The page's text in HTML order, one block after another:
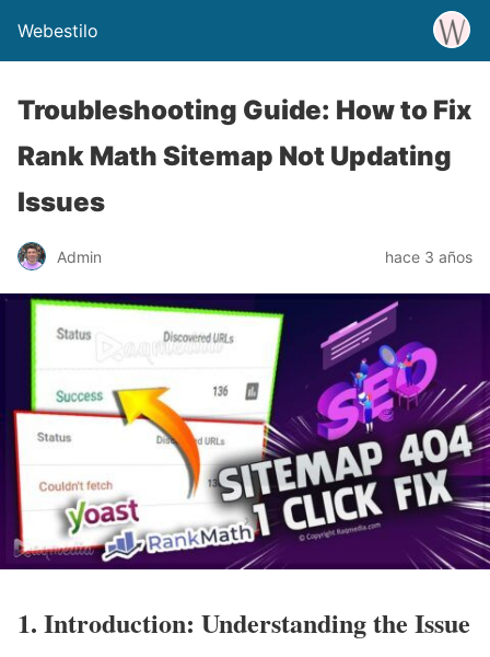
Webestilo
Troubleshooting Guide: How to Fix
Rank Math Sitemap Not Updating
Issues
Admin hace 3 años
1. Introduction: Understanding the Issue